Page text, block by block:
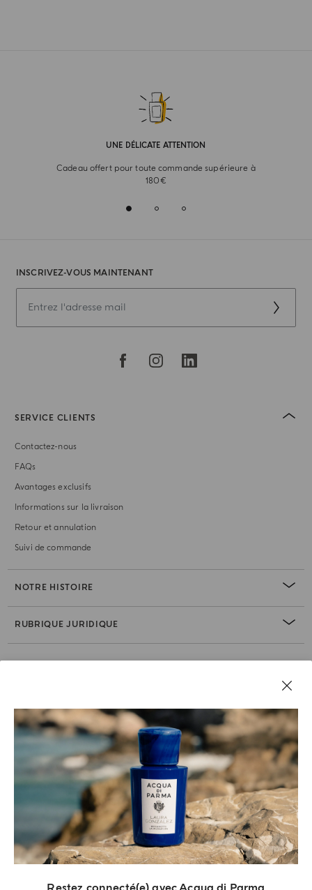
UNE DÉLICATE ATTENTION
Cadeau offert pour toute commande supérieure à
180€
INSCRIVEZ-VOUS MAINTENANT
SERVICE CLIENTS
Contactez-nous
FAQs
Avantages exclusifs
Informations sur la livraison
Retour et annulation
Suivi de commande
NOTRE HISTOIRE
RUBRIQUE JURIDIQUE